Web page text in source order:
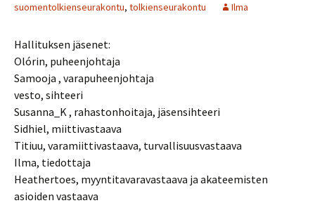
suomentolkienseurakontu, tolkienseurakontu Ilma
Hallituksen jäsenet:
Olórin, puheenjohtaja
Samooja , varapuheenjohtaja
vesto, sihteeri
Susanna_K , rahastonhoitaja, jäsensihteeri
Sidhiel, miittivastaava
Titiuu, varamiittivastaava, turvallisuusvastaava
Ilma, tiedottaja
Heathertoes, myyntitavaravastaava ja akateemisten
asioiden vastaava